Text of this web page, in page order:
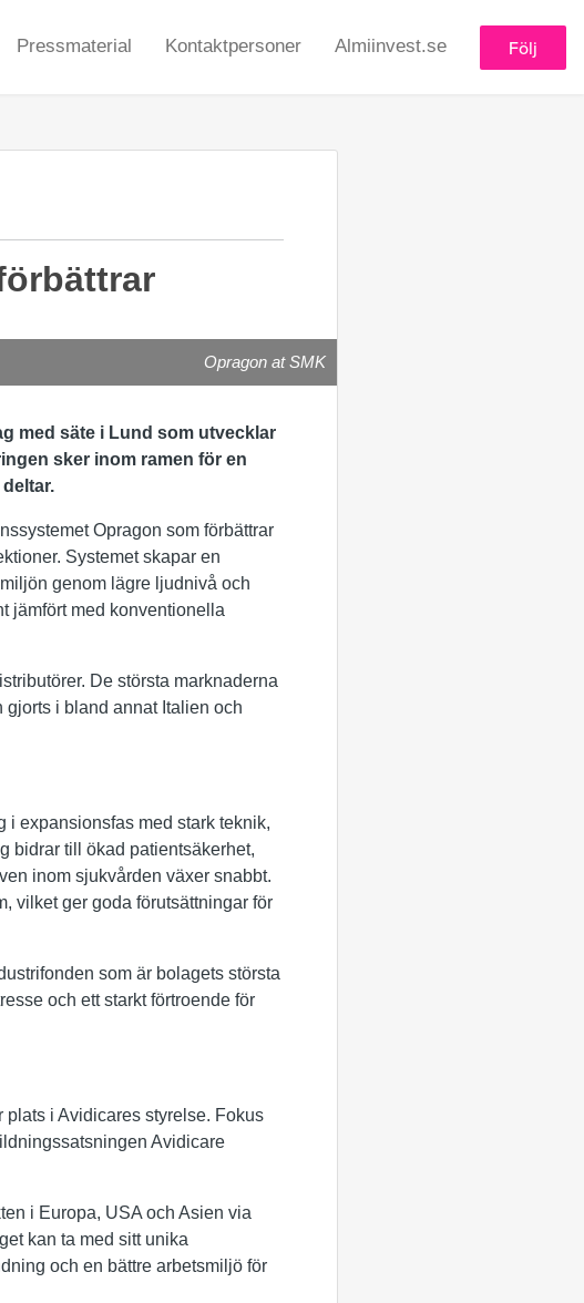
Pressmaterial Kontaktpersoner Almiinvest.se Följ
Opragon at SMK
med säte i Lund som utvecklar
sker inom ramen för en
Opragon som förbättrar
Systemet skapar en
genom lägre ljudnivå och
jämfört med konventionella
De största marknaderna
i bland annat Italien och
i expansionsfas med stark teknik,
bidrar till ökad patientsäkerhet,
inom sjukvården växer snabbt.
vilket ger goda förutsättningar för
som är bolagets största
och ett starkt förtroende för
i Avidicares styrelse. Fokus
Avidicare
i Europa, USA och Asien via
kan ta med sitt unika
och en bättre arbetsmiljö för